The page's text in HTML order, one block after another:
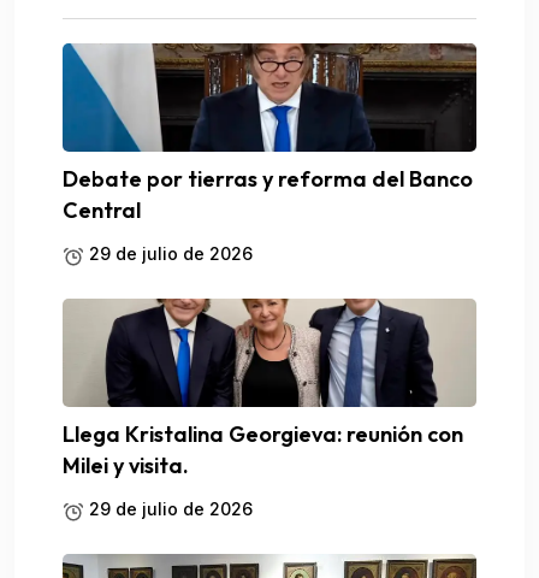
Debate por tierras y reforma del Banco
Central
29 de julio de 2026
Llega Kristalina Georgieva: reunión con
Milei y visita.
29 de julio de 2026